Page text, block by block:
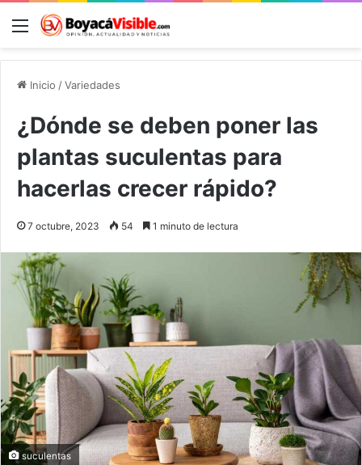
Menú
Inicio /Variedades
¿Dónde se deben poner las
plantas suculentas para
hacerlas crecer rápido?
7 octubre, 2023 54 1 minuto de lectura
suculentas